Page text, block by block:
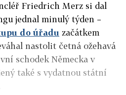
Friedrich Merz si dal
jednal minulý týden –
do úřadu začátkem
nastolit četná ožehavá
schodek Německa v
také s vydatnou státní